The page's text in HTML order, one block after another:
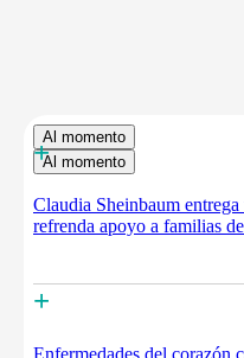
Al momento
Al momento
+
Claudia Sheinbaum
refrenda apoyo a familias
+
Enfermedades del corazón